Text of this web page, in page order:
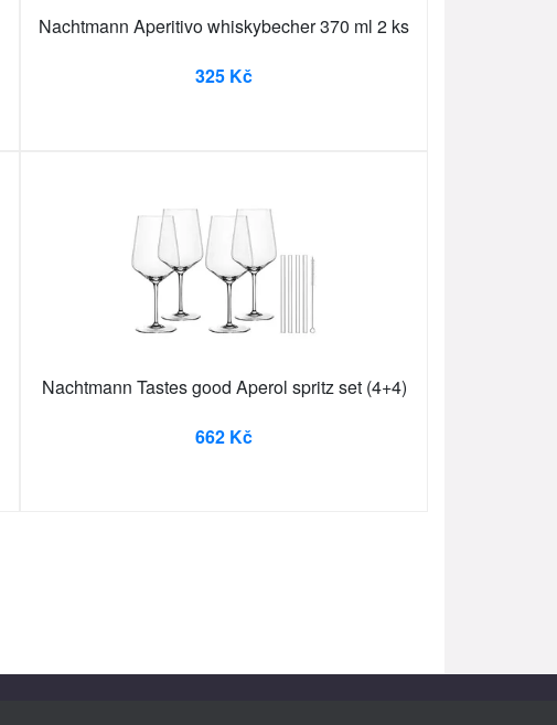
Nachtmann Aperitivo whiskybecher 370 ml 2 ks
325 Kč
Nachtmann Tastes good Aperol spritz set (4+4)
662 Kč